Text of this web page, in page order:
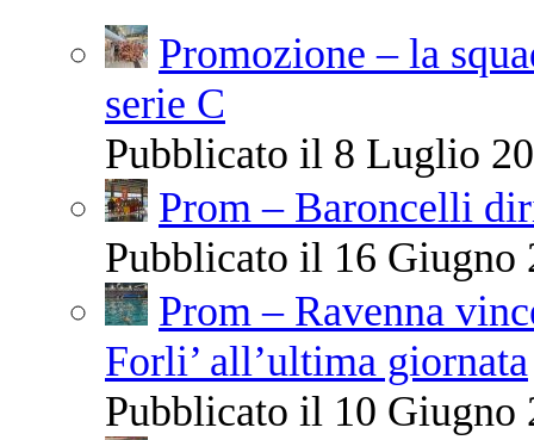
Promozione – la
serie C
Pubblicato il 8 Luglio
Prom – Baroncelli
Pubblicato il 16 Giugno
Prom – Ravenna
Forli’ all’ultima giornata
Pubblicato il 10 Giugno